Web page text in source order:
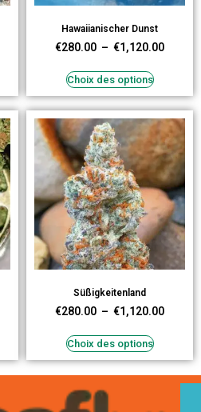
Hawaiianischer Dunst
€280.00 – €1,120.00
Choix des options
Süßigkeitenland
€280.00 – €1,120.00
Choix des options